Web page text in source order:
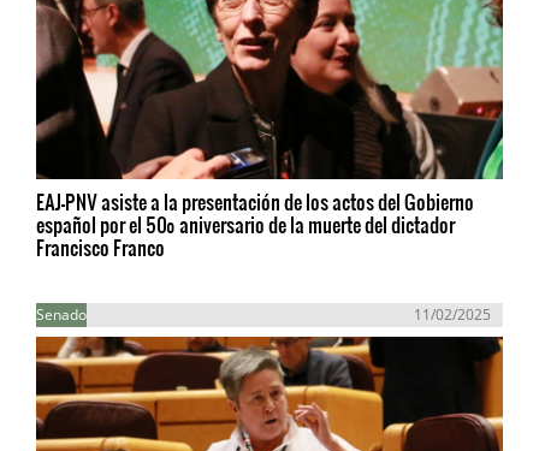
EAJ-PNV asiste a la presentación de los actos del Gobierno
español por el 50º aniversario de la muerte del dictador
Francisco Franco
Senado 11/02/2025